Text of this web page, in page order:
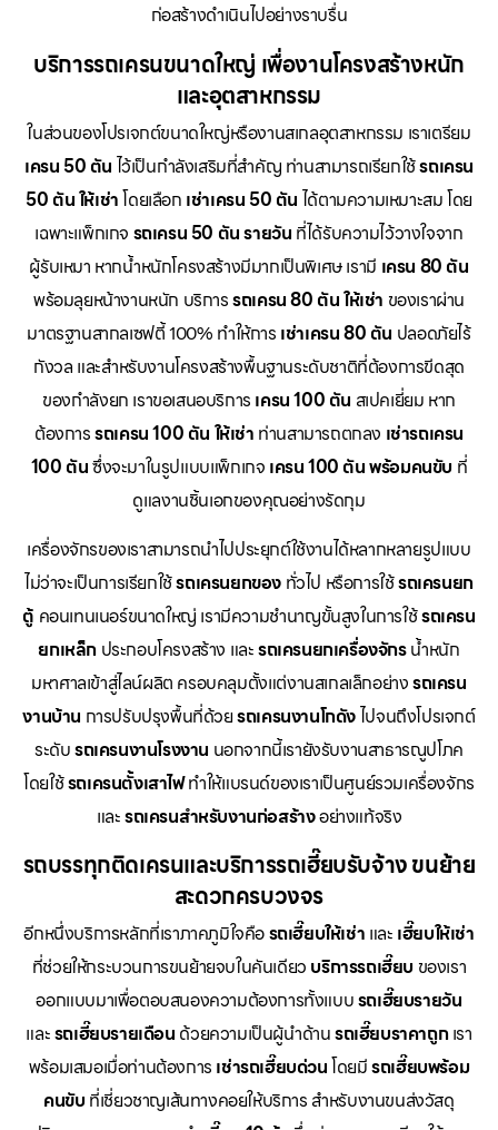
ก่อสร้างดำเนินไปอย่างราบรื่น
บริการรถเครนขนาดใหญ่ เพื่องานโครงสร้างหนัก
และอุตสาหกรรม
ในส่วนของโปรเจกต์ขนาดใหญ่หรืองานสเกลอุตสาหกรรม เราเตรียม
เครน 50 ตัน ไว้เป็นกำลังเสริมที่สำคัญ ท่านสามารถเรียกใช้รถเครน
50 ตัน ให้เช่าโดยเลือก เช่าเครน 50 ตัน ได้ตามความเหมาะสม โดย
เฉพาะแพ็กเกจ รถเครน 50 ตัน รายวัน ที่ได้รับความไว้วางใจจาก
ผู้รับเหมา หากน้ำหนักโครงสร้างมีมากเป็นพิเศษ เรามี เครน 80 ตัน
พร้อมลุยหน้างานหนัก บริการรถเครน 80 ตัน ให้เช่า ของเราผ่าน
มาตรฐานสากลเซฟตี้ 100% ทำให้การ เช่าเครน 80 ตัน ปลอดภัยไร้
กังวล และสำหรับงานโครงสร้างพื้นฐานระดับชาติที่ต้องการขีดสุด
ของกำลังยก เราขอเสนอบริการ เครน 100 ตัน สเปคเยี่ยม หาก
ต้องการรถเครน 100 ตัน ให้เช่า ท่านสามารถตกลง เช่ารถเครน
100 ตันซึ่งจะมาในรูปแบบแพ็กเกจ เครน 100 ตัน พร้อมคนขับ ที่
ดูแลงานชิ้นเอกของคุณอย่างรัดกุม
เครื่องจักรของเราสามารถนำไปประยุกต์ใช้งานได้หลากหลายรูปแบบ
ไม่ว่าจะเป็นการเรียกใช้รถเครนยกของ ทั่วไป หรือการใช้รถเครนยก
ตู้ คอนเทนเนอร์ขนาดใหญ่ เรามีความชำนาญขั้นสูงในการใช้รถเครน
ยกเหล็ก ประกอบโครงสร้าง และรถเครนยกเครื่องจักรน้ำหนัก
มหาศาลเข้าสู่ไลน์ผลิต ครอบคลุมตั้งแต่งานสเกลเล็กอย่างรถเครน
งานบ้าน การปรับปรุงพื้นที่ด้วยรถเครนงานโกดังไปจนถึงโปรเจกต์
ระดับรถเครนงานโรงงาน นอกจากนี้เรายังรับงานสาธารณูปโภค
โดยใช้รถเครนตั้งเสาไฟทำให้แบรนด์ของเราเป็นศูนย์รวมเครื่องจักร
และรถเครนสำหรับงานก่อสร้างอย่างแท้จริง
รถบรรทุกติดเครนและบริการรถเฮี๊ยบรับจ้าง ขนย้าย
สะดวกครบวงจร
อีกหนึ่งบริการหลักที่เราภาคภูมิใจคือรถเฮี๊ยบให้เช่า และ เฮี๊ยบให้เช่า
ที่ช่วยให้กระบวนการขนย้ายจบในคันเดียว บริการรถเฮี๊ยบ ของเรา
ออกแบบมาเพื่อตอบสนองความต้องการทั้งแบบรถเฮี๊ยบรายวัน
และรถเฮี๊ยบรายเดือน ด้วยความเป็นผู้นำด้านรถเฮี๊ยบราคาถูกเรา
พร้อมเสมอเมื่อท่านต้องการ เช่ารถเฮี๊ยบด่วนโดยมีรถเฮี๊ยบพร้อม
คนขับ ที่เชี่ยวชาญเส้นทางคอยให้บริการ สำหรับงานขนส่งวัสดุ